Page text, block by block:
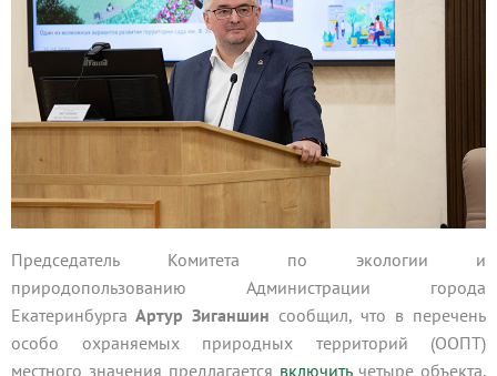
Председатель Комитета по экологии и
природопользованию Администрации города
Екатеринбурга Артур Зиганшин сообщил, что в перечень
особо охраняемых природных территорий (ООПТ)
местного значения предлагается включитьчетыре объекта.